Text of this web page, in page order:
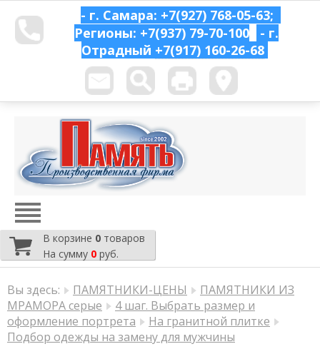
- г. Самара: +7(927) 768-05-63;
Регионы: +7(937) 79-70-100
- г.
Отрадный +7(917) 160-26-68
В корзине 0 товаров
На сумму 0 руб.
Вы здесь: ПАМЯТНИКИ-ЦЕНЫ
ПАМЯТНИКИ ИЗ
МРАМОРА серые
4 шаг. Выбрать размер и
оформление портрета
На гранитной плитке
Подбор одежды на замену для мужчины